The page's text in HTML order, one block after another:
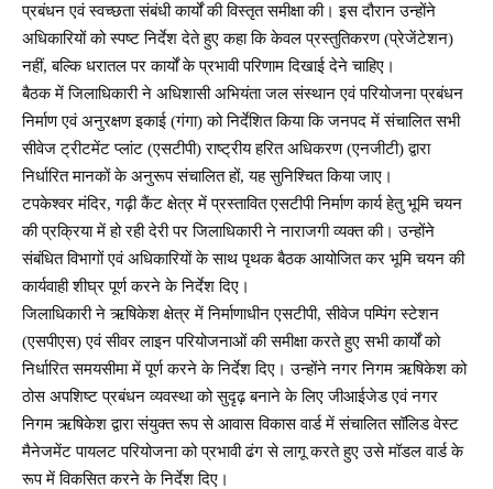
प्रबंधन एवं स्वच्छता संबंधी कार्यों की विस्तृत समीक्षा की। इस दौरान उन्होंने
अधिकारियों को स्पष्ट निर्देश देते हुए कहा कि केवल प्रस्तुतिकरण (प्रेजेंटेशन)
नहीं, बल्कि धरातल पर कार्यों के प्रभावी परिणाम दिखाई देने चाहिए।
बैठक में जिलाधिकारी ने अधिशासी अभियंता जल संस्थान एवं परियोजना प्रबंधन
निर्माण एवं अनुरक्षण इकाई (गंगा) को निर्देशित किया कि जनपद में संचालित सभी
सीवेज ट्रीटमेंट प्लांट (एसटीपी) राष्ट्रीय हरित अधिकरण (एनजीटी) द्वारा
निर्धारित मानकों के अनुरूप संचालित हों, यह सुनिश्चित किया जाए।
टपकेश्वर मंदिर, गढ़ी कैंट क्षेत्र में प्रस्तावित एसटीपी निर्माण कार्य हेतु भूमि चयन
की प्रक्रिया में हो रही देरी पर जिलाधिकारी ने नाराजगी व्यक्त की। उन्होंने
संबंधित विभागों एवं अधिकारियों के साथ पृथक बैठक आयोजित कर भूमि चयन की
कार्यवाही शीघ्र पूर्ण करने के निर्देश दिए।
जिलाधिकारी ने ऋषिकेश क्षेत्र में निर्माणाधीन एसटीपी, सीवेज पम्पिंग स्टेशन
(एसपीएस) एवं सीवर लाइन परियोजनाओं की समीक्षा करते हुए सभी कार्यों को
निर्धारित समयसीमा में पूर्ण करने के निर्देश दिए। उन्होंने नगर निगम ऋषिकेश को
ठोस अपशिष्ट प्रबंधन व्यवस्था को सुदृढ़ बनाने के लिए जीआईजेड एवं नगर
निगम ऋषिकेश द्वारा संयुक्त रूप से आवास विकास वार्ड में संचालित सॉलिड वेस्ट
मैनेजमेंट पायलट परियोजना को प्रभावी ढंग से लागू करते हुए उसे मॉडल वार्ड के
रूप में विकसित करने के निर्देश दिए।